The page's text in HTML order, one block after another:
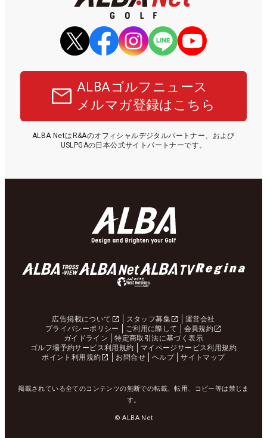
ALBAゴルフニュース
メルマガ登録はこちら
ALBA NetはR&Aのオフィシャルデジタルパートナー、および
USLPGAの日本公式サイトパートナーです。
広告掲載について スタッフ募集
運営会社
プライバシーポリシー
ご利用に際して
会員規約
ガイドライン
特定商取引法に基づく表示
ゴルフ場予約サービス利用規約
マイページサービス利用規約
ポイント利用規約
お問合せ ヘルプ サイトマップ
掲載されている全てのコンテンツの無断での転載、転用、コピー等は禁じま
す。
© ALBA Net